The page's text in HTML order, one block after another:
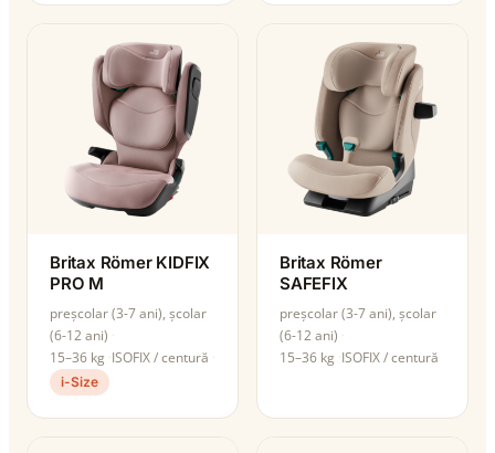
Britax Römer KIDFIX
PRO M
preșcolar (3-7 ani), școlar
(6-12 ani)
15–36 kg ISOFIX / centură
i-Size
Britax Römer
SAFEFIX
preșcolar (3-7 ani), școlar
(6-12 ani)
15–36 kg ISOFIX / centură